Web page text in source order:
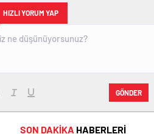
HIZLI YORUM YAP
GÖNDER
SON DAKİKA HABERLERİ